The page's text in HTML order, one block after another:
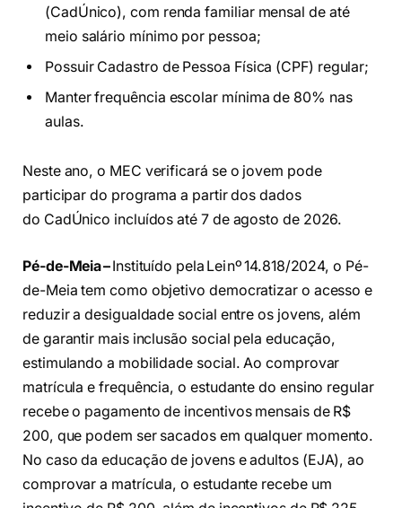
(CadÚnico), com renda familiar mensal de até
meio salário mínimo por pessoa;
Possuir Cadastro de Pessoa Física (CPF) regular;
Manter frequência escolar mínima de 80% nas
aulas.
Neste ano, o MEC verificará se o jovem pode
participar do programa a partir dos dados
do CadÚnico incluídos até 7 de agosto de 2026.
Pé-de-Meia –Instituído pela Lei nº 14.818/2024, o Pé-
de-Meia tem como objetivo democratizar o acesso e
reduzir a desigualdade social entre os jovens, além
de garantir mais inclusão social pela educação,
estimulando a mobilidade social. Ao comprovar
matrícula e frequência, o estudante do ensino regular
recebe o pagamento de incentivos mensais de R$
200, que podem ser sacados em qualquer momento.
No caso da educação de jovens e adultos (EJA), ao
comprovar a matrícula, o estudante recebe um